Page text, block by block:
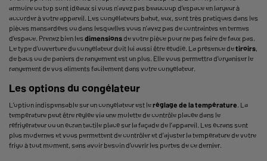
armoire ou top sont idéaux si vous n’avez pas beaucoup d’espace en largeur à
accorder à votre appareil. Les congélateurs bahut, eux, sont très pratiques dans les
pièces mansardées ou dans lesquelles vous n’avez pas de contraintes en termes
d’espace. Prenez bien les dimensionsde votre pièce pour ne pas faire de faux pas.
Le type d’ouverture du congélateur doit lui aussi être étudié. La présence detiroirs,
de bacs ou de paniers de rangement est un plus. Elle vous permettra d’organiser le
rangement de vos aliments facilement dans votre congélateur.
Les options du congélateur
L’option indispensable sur un congélateur est leréglage de la température. La
température peut être réglée via une molette de contrôle placée dans le
réfrigérateur ou un écran tactile placé sur la façade de l’appareil. Les écrans sont
plus modernes et vous permettent de contrôler et d’ajuster la température de votre
frigo à tout moment, sans avoir besoin d’ouvrir les portes de ce dernier.